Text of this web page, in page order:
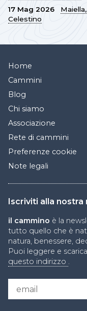
17 Mag 2026
Celestino
Home
Cammini
Blog
Chi siamo
Associazione
Rete di cammini
Preferenze cookie
Note legali
Iscriviti alla
il cammino è la
tutto quello che è
natura, benessere,
Puoi leggere e
questo indirizzo .